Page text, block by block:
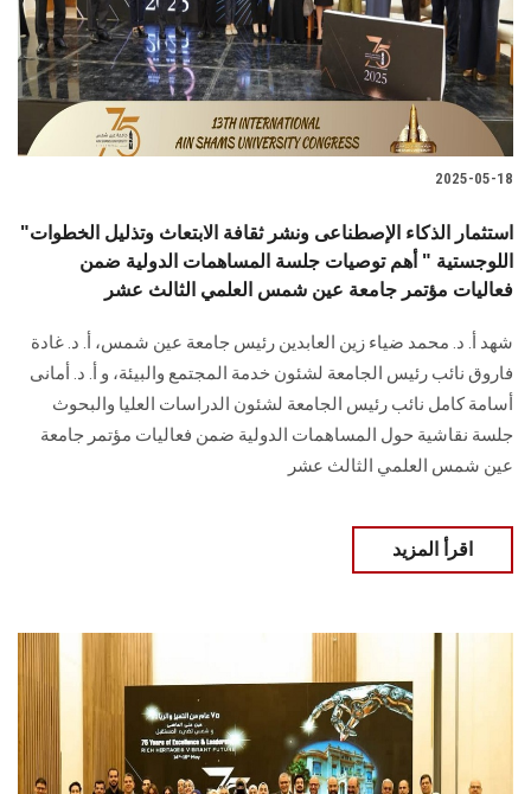
2025-05-18
"استثمار الذكاء الإصطناعى ونشر ثقافة الابتعاث وتذليل الخطوات
اللوجستية " أهم توصيات جلسة المساهمات الدولية ضمن
فعاليات مؤتمر جامعة عين شمس العلمي الثالث عشر
شهد أ. د. محمد ضياء زين العابدين رئيس جامعة عين شمس، أ. د. غادة
فاروق نائب رئيس الجامعة لشئون خدمة المجتمع والبيئة، و أ. د. أمانى
أسامة كامل نائب رئيس الجامعة لشئون الدراسات العليا والبحوث
جلسة نقاشية حول المساهمات الدولية ضمن فعاليات مؤتمر جامعة
عين شمس العلمي الثالث عشر
اقرأ المزيد